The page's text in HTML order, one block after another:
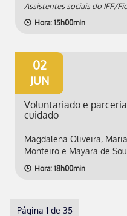
Assistentes sociais do IFF/
Hora: 15h00min
02
JUN
Voluntariado e
cuidado
Magdalena Oliveira,
Monteiro e Mayara de
Hora: 18h00min
Página 1 de 35